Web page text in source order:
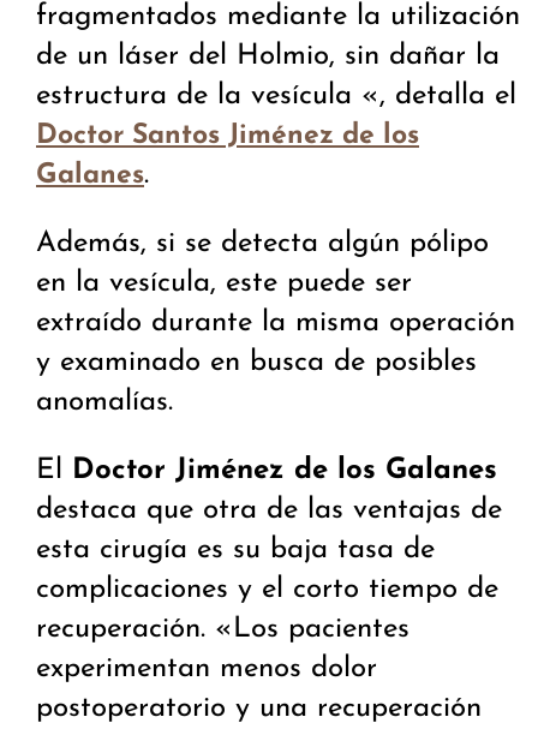
fragmentados mediante la utilización
de un láser del Holmio, sin dañar la
estructura de la vesícula «, detalla el
Doctor Santos Jiménez de los
Galanes.
Además, si se detecta algún pólipo
en la vesícula, este puede ser
extraído durante la misma operación
y examinado en busca de posibles
anomalías.
El
Doctor Jiménez de los Galanes
destaca que otra de las ventajas de
esta cirugía es su baja tasa de
complicaciones y el corto tiempo de
recuperación. «Los pacientes
experimentan menos dolor
postoperatorio y una recuperación